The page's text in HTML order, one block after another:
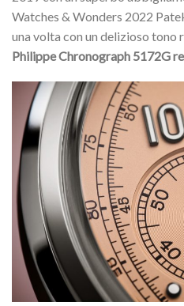
Watches & Wonders 2022
una volta con un delizioso tono
Philippe Chronograph 5172G